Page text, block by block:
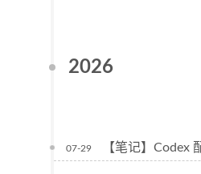
2026
07-29 【笔记】Codex